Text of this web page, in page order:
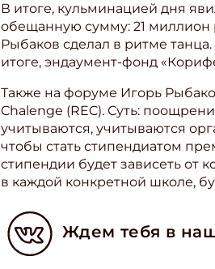
В итоге, кульминацией дня
обещанную сумму: 21 миллион
Рыбаков сделал в ритме
итоге, эндаумент-фонд
Также на форуме Игорь
Chalenge (REC). Суть:
учитываются, учитываются
чтобы стать стипендиатом
стипендии будет зависеть от
в каждой конкретной школе,
Ждем тебя в